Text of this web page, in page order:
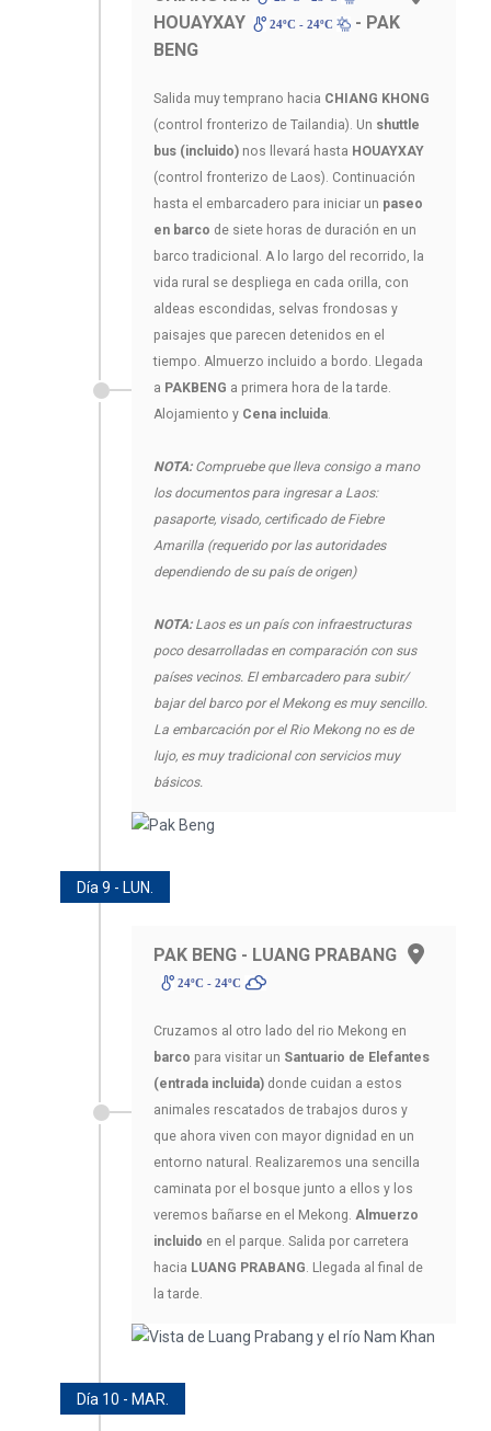
HOUAYXAY
24ºC - 24ºC
- PAK
BENG
Salida muy temprano hacia CHIANG KHONG
(control fronterizo de Tailandia). Un shuttle
bus (incluido) nos llevará hasta HOUAYXAY
(control fronterizo de Laos). Continuación
hasta el embarcadero para iniciar un paseo
en barco de siete horas de duración en un
barco tradicional. A lo largo del recorrido, la
vida rural se despliega en cada orilla, con
aldeas escondidas, selvas frondosas y
paisajes que parecen detenidos en el
tiempo. Almuerzo incluido a bordo. Llegada
a PAKBENG a primera hora de la tarde.
Alojamiento y Cena incluida.
NOTA:Compruebe que lleva consigo a mano
los documentos para ingresar a Laos:
pasaporte, visado, certificado de Fiebre
Amarilla (requerido por las autoridades
dependiendo de su país de origen)
NOTA: Laos es un país con infraestructuras
poco desarrolladas en comparación con sus
países vecinos. El embarcadero para subir/
bajar del barco por el Mekong es muy sencillo.
La embarcación por el Rio Mekong no es de
lujo, es muy tradicional con servicios muy
básicos.
Día 9 - LUN.
PAK BENG - LUANG PRABANG
24ºC - 24ºC
Cruzamos al otro lado del rio Mekong en
barco para visitar un Santuario de Elefantes
(entrada incluida) donde cuidan a estos
animales rescatados de trabajos duros y
que ahora viven con mayor dignidad en un
entorno natural. Realizaremos una sencilla
caminata por el bosque junto a ellos y los
veremos bañarse en el Mekong. Almuerzo
incluido en el parque. Salida por carretera
hacia LUANG PRABANG. Llegada al final de
la tarde.
Día 10 - MAR.